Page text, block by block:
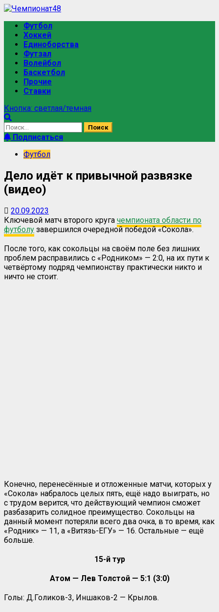
Футбол
Хоккей
Единоборства
Футзал
Волейбол
Баскетбол
Прочие
Ставки
Кнопка: светлая/темная
Подписаться
Футбол
Дело идёт к привычной развязке
(видео)
20.09.2023
Ключевой матч второго круга чемпионата области по
футболу завершился очередной победой «Сокола».
После того, как сокольцы на своём поле без лишних
проблем расправились с «Родником» — 2:0, на их пути к
четвёртому подряд чемпионству практически никто и
ничто не стоит.
Конечно, перенесённые и отложенные матчи, которых у
«Сокола» набралось целых пять, ещё надо выиграть, но
с трудом верится, что действующий чемпион сможет
разбазарить солидное преимущество. Сокольцы на
данный момент потеряли всего два очка, в то время, как
«Родник» — 11, а «Витязь-ЕГУ» — 16. Остальные — ещё
больше.
15-й тур
Атом — Лев Толстой — 5:1 (3:0)
Голы: Д.Голиков-3, Иншаков-2 — Крылов.